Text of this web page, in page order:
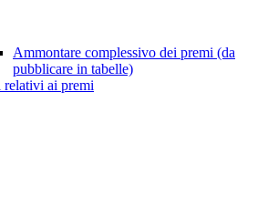
Ammontare complessivo dei premi (da
pubblicare in tabelle)
relativi ai premi